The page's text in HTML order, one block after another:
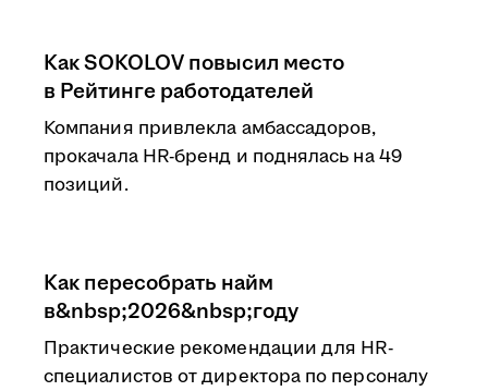
Как SOKOLOV повысил место
в Рейтинге работодателей
Компания привлекла амбассадоров,
прокачала HR-бренд и поднялась на 49
позиций.
Как пересобрать найм
в&nbsp;2026&nbsp;году
Практические рекомендации для HR-
специалистов от директора по персоналу